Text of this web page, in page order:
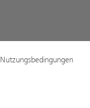
Nutzungsbedingungen